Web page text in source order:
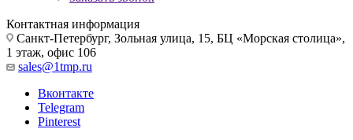
Контактная информация
Санкт-Петербург, Зольная улица, 15, БЦ «Морская столица»,
1 этаж, офис 106
sales@1tmp.ru
Вконтакте
Telegram
Pinterest